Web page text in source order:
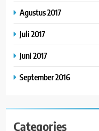
Agustus 2017
Juli 2017
Juni 2017
September 2016
Categories